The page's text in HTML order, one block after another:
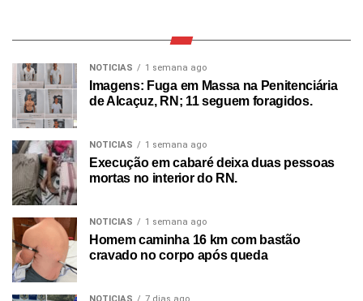
NOTICIAS 1 semana ago
Imagens: Fuga em Massa na Penitenciária
de Alcaçuz, RN; 11 seguem foragidos.
NOTICIAS 1 semana ago
Execução em cabaré deixa duas pessoas
mortas no interior do RN.
NOTICIAS 1 semana ago
Homem caminha 16 km com bastão
cravado no corpo após queda